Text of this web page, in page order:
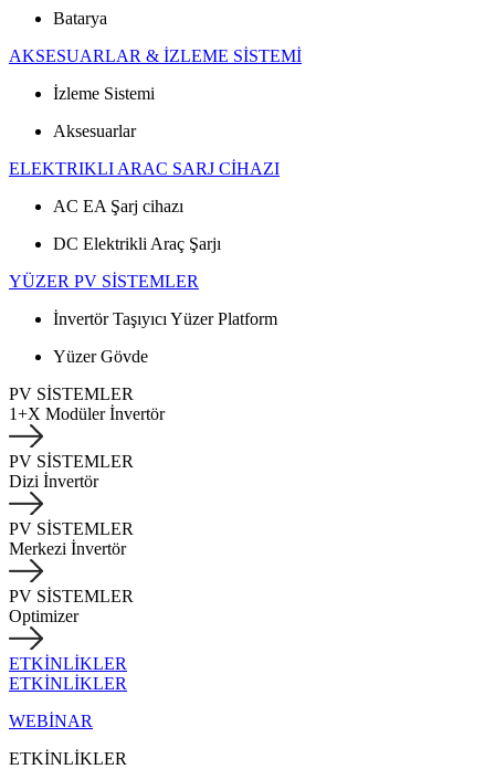
Batarya
AKSESUARLAR & İZLEME SİSTEMİ
İzleme Sistemi
Aksesuarlar
ELEKTRIKLI ARAC SARJ CİHAZI
AC EA Şarj cihazı
DC Elektrikli Araç Şarjı
YÜZER PV SİSTEMLER
İnvertör Taşıyıcı Yüzer Platform
Yüzer Gövde
PV SİSTEMLER
1+X Modüler İnvertör
PV SİSTEMLER
Dizi İnvertör
PV SİSTEMLER
Merkezi İnvertör
PV SİSTEMLER
Optimizer
ETKİNLİKLER
ETKİNLİKLER
WEBİNAR
ETKİNLİKLER